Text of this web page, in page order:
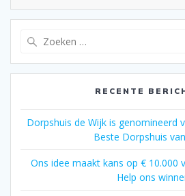
RECENTE
Dorpshuis de Wijk is genomineerd
Beste Dorpshuis
Ons idee maakt kans op € 10.000
Help ons